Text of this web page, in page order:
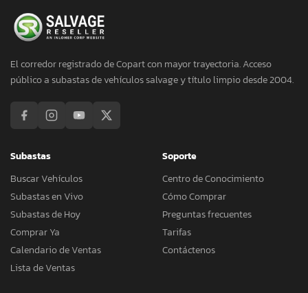
El corredor registrado de Copart con mayor trayectoria. Acceso
público a subastas de vehículos salvage y título limpio desde 2004.
Subastas
Buscar Vehículos
Subastas en Vivo
Subastas de Hoy
Comprar Ya
Calendario de Ventas
Lista de Ventas
Soporte
Centro de Conocimiento
Cómo Comprar
Preguntas frecuentes
Tarifas
Contáctenos